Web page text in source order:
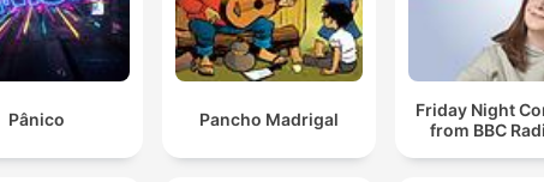
Pânico Pancho Madrigal
Friday Night
from BBC